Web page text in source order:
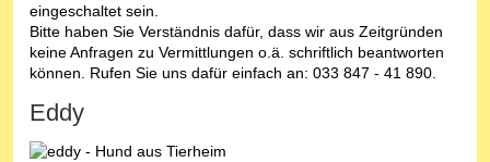
eingeschaltet sein.
Bitte haben Sie Verständnis dafür, dass wir aus Zeitgründen
keine Anfragen zu Vermittlungen o.ä. schriftlich beantworten
können. Rufen Sie uns dafür einfach an: 033 847 - 41 890.
Eddy